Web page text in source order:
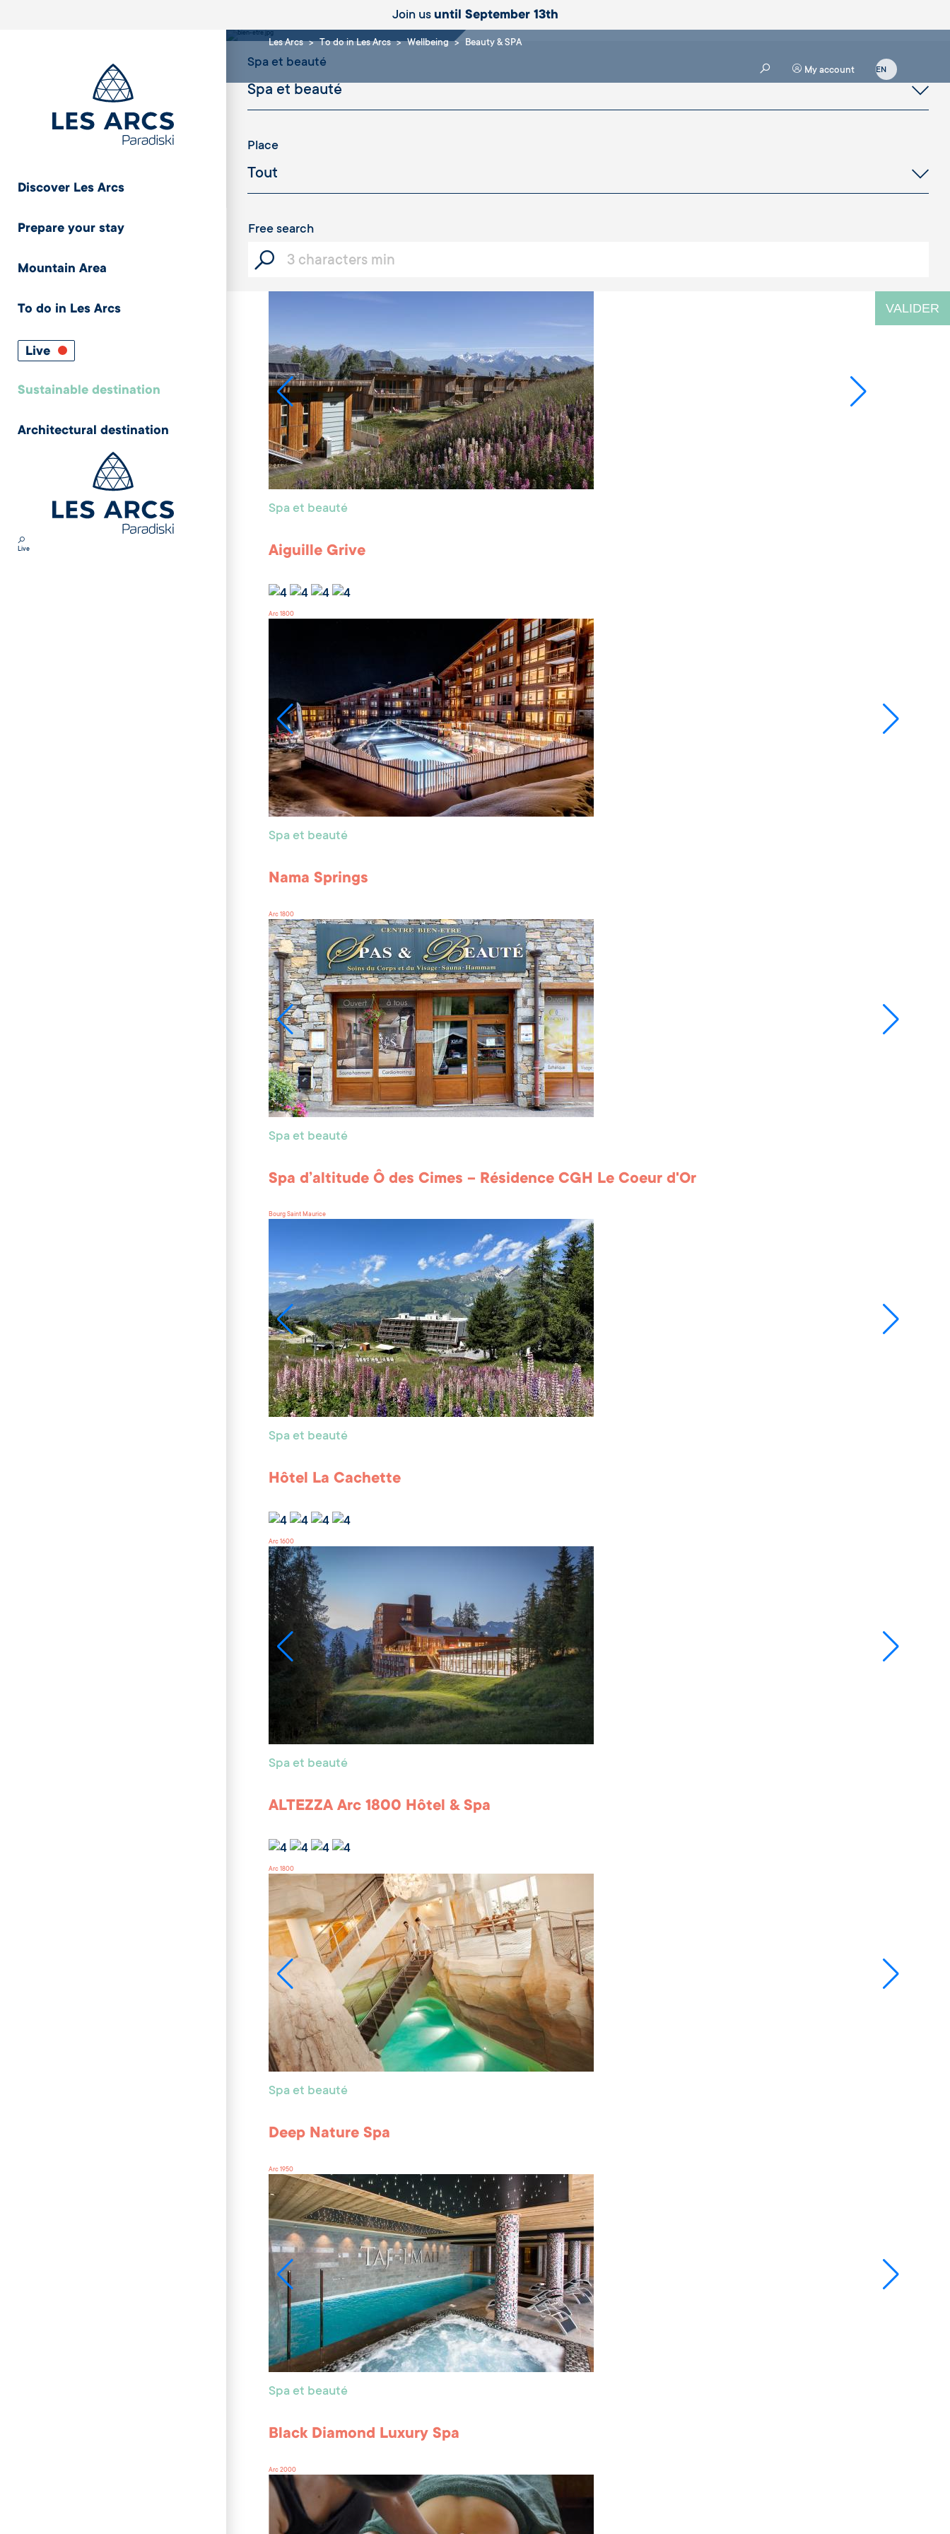
Join us until September 13th
Discover Les Arcs
Prepare your stay
Mountain Area
To do in Les Arcs
Live
Sustainable destination
Architectural destination
Live
Les Arcs To do in Les Arcs Wellbeing Beauty & SPA
My account
Spa et beauté
Place
Free search
VALIDER
Spa et beauté
Aiguille Grive
Arc 1800
Spa et beauté
Nama Springs
Arc 1800
Spa et beauté
Spa d’altitude Ô des Cimes – Résidence CGH Le Coeur d'Or
Bourg Saint Maurice
Spa et beauté
Hôtel La Cachette
Arc 1600
Spa et beauté
ALTEZZA Arc 1800 Hôtel & Spa
Arc 1800
Spa et beauté
Deep Nature Spa
Arc 1950
Spa et beauté
Black Diamond Luxury Spa
Arc 2000